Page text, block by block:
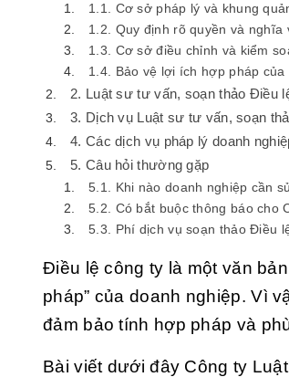
1.1. Cơ sở pháp lý và khung
1.2. Quy định rõ quyền và nghĩa
1.3. Cơ sở điều chỉnh và kiểm
1.4. Bảo vệ lợi ích hợp pháp
2. Luật sư tư vấn, soạn thảo Điều
3. Dịch vụ Luật sư tư vấn, soạn
4. Các dịch vụ pháp lý doanh
5. Câu hỏi thường gặp
5.1. Khi nào doanh nghiệp cần
5.2. Có bắt buộc thông báo cho
5.3. Phí dịch vụ soạn thảo Điều
Điều lệ công ty là một văn
pháp” của doanh nghiệp. Vì
đảm bảo tính hợp pháp và
Bài viết dưới đây Công ty